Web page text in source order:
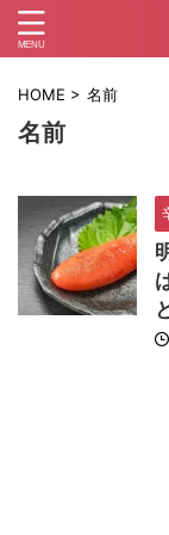
HOME > 名前
名前